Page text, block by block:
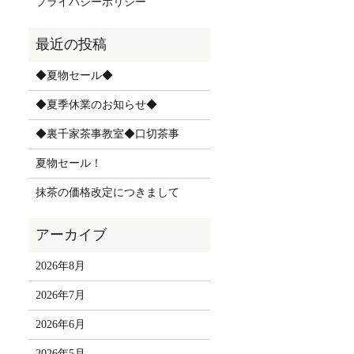
◆夏物セール◆
◆夏季休業のお知らせ◆
◆裏千家茶事教室◆口切茶事
夏物セール！
抹茶の価格改定につきまして
2026年8月
2026年7月
2026年6月